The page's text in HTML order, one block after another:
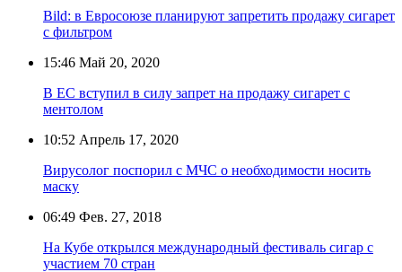
Bild: в Евросоюзе планируют запретить продажу сигарет
с фильтром
15:46 Май 20, 2020
В ЕС вступил в силу запрет на продажу сигарет с
ментолом
10:52 Апрель 17, 2020
Вирусолог поспорил с МЧС о необходимости носить
маску
06:49 Фев. 27, 2018
На Кубе открылся международный фестиваль сигар с
участием 70 стран